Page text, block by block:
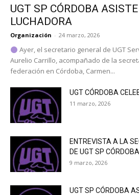
UGT SP CÓRDOBA
LUCHADORA
Organización - 24 marzo, 2026
Ayer, el secretario general de UGT
Aurelio Carrillo, acompañado de la
federación en Córdoba, Carmen...
UGT CÓRDOBA
11 marzo, 2026
ENTREVISTA A LA
DE UGT SP CÓRDOBA
9 marzo, 2026
UGT SP CÓRDOBA